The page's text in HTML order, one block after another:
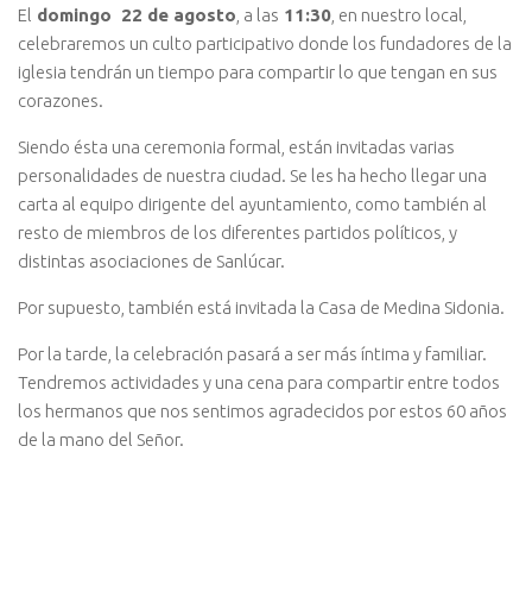
El domingo 22 de agosto , a las 11:30 , en nuestro local,
celebraremos un culto participativo donde los fundadores de la
iglesia tendrán un tiempo para compartir lo que tengan en sus
corazones.
Siendo ésta una ceremonia formal, están invitadas varias
personalidades de nuestra ciudad. Se les ha hecho llegar una
carta al equipo dirigente del ayuntamiento, como también al
resto de miembros de los diferentes partidos políticos, y
distintas asociaciones de Sanlúcar.
Por supuesto, también está invitada la Casa de Medina Sidonia.
Por la tarde, la celebración pasará a ser más íntima y familiar.
Tendremos actividades y una cena para compartir entre todos
los hermanos que nos sentimos agradecidos por estos 60 años
de la mano del Señor.